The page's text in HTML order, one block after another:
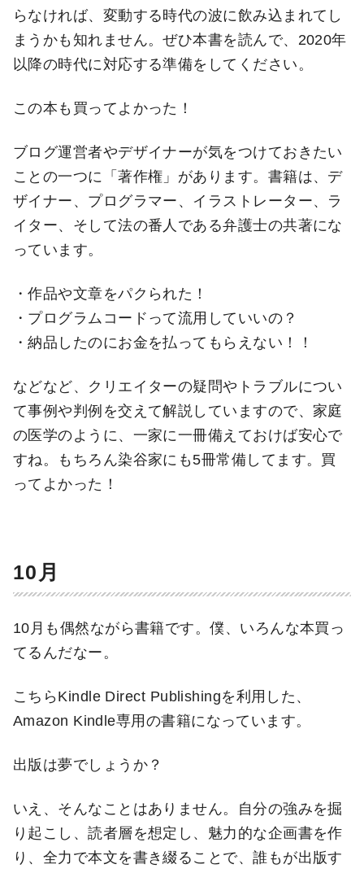
らなければ、変動する時代の波に飲み込まれてし
まうかも知れません。ぜひ本書を読んで、2020年
以降の時代に対応する準備をしてください。
この本も買ってよかった！
ブログ運営者やデザイナーが気をつけておきたい
ことの一つに「著作権」があります。書籍は、デ
ザイナー、プログラマー、イラストレーター、ラ
イター、そして法の番人である弁護士の共著にな
っています。
・作品や文章をパクられた！
・プログラムコードって流用していいの？
・納品したのにお金を払ってもらえない！！
などなど、クリエイターの疑問やトラブルについ
て事例や判例を交えて解説していますので、家庭
の医学のように、一家に一冊備えておけば安心で
すね。もちろん染谷家にも5冊常備してます。買
ってよかった！
10月
10月も偶然ながら書籍です。僕、いろんな本買っ
てるんだなー。
こちらKindle Direct Publishingを利用した、
Amazon Kindle専用の書籍になっています。
出版は夢でしょうか？
いえ、そんなことはありません。自分の強みを掘
り起こし、読者層を想定し、魅力的な企画書を作
り、全力で本文を書き綴ることで、誰もが出版す